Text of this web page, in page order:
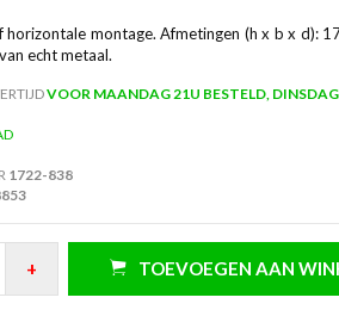
horizontale montage. Afmetingen (h x b x d):
echt metaal.
VOOR MAANDAG 21U BESTELD, DINSDAG
1722-838
+ TOEVOEGEN AAN